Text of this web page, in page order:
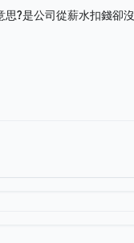
?是公司從薪水扣錢卻